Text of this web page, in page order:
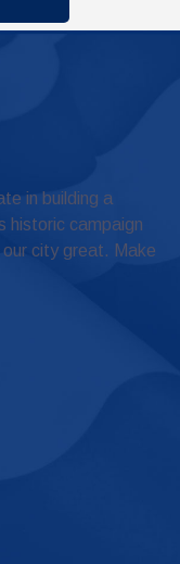
in building a
historic campaign
city great. Make